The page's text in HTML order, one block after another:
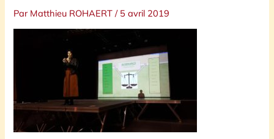
Par Matthieu ROHAERT/ 5 avril 2019